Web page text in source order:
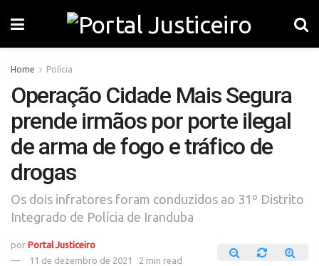
Home Polícia
Operação Cidade Mais Segura
prende irmãos por porte ilegal
de arma de fogo e tráfico de
drogas
Os dois infratores foram conduzidos ao 31º Distrito
Integrado de Polícia de Iranduba
por Portal Justiceiro
11 de dezembro de 2021
2 min read